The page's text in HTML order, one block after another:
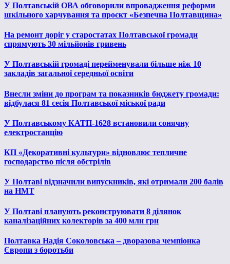
У Полтавській ОВА обговорили впровадження реформи
шкільного харчування та проєкт «Безпечна Полтавщина»
На ремонт доріг у старостатах Полтавської громади
спрямують 30 мільйонів гривень
У Полтавській громаді перейменували більше ніж 10
закладів загальної середньої освіти
Внесли зміни до програм та показників бюджету громади:
відбулася 81 сесія Полтавської міської ради
У Полтавському КАТП-1628 встановили сонячну
електростанцію
КП «Декоративні культури» відновлює тепличне
господарство після обстрілів
У Полтаві відзначили випускників, які отримали 200 балів
на НМТ
У Полтаві планують реконструювати 8 ділянок
каналізаційних колекторів за 400 млн грн
Полтавка Надія Соколовська – дворазова чемпіонка
Європи з боротьби